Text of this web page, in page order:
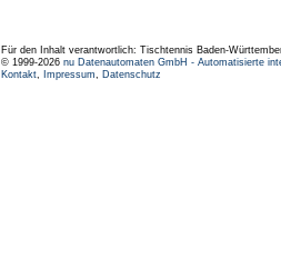
Für den Inhalt verantwortlich: Tischtennis Baden-
© 1999-2026 nu Datenautomaten GmbH - Automatisierte
Kontakt
Impressum Datenschutz